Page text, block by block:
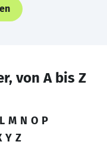
von A bis Z
L M N O P
Y Z